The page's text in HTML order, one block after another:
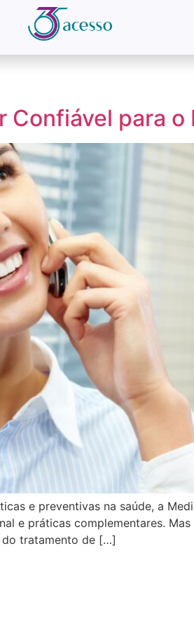
Confiável para
e preventivas na saúde, a
e práticas complementares.
do tratamento de […]